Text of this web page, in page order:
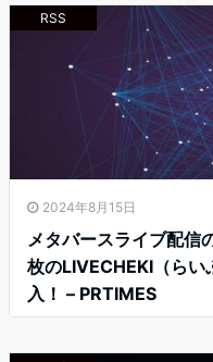
RSS
2024年8月15日
メタバースライブ配信
枚のLIVECHEKI（らい
入！ – PRTIMES